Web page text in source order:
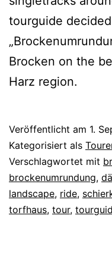
tourguide
Brocken on the
Harz region.
Veröffentlicht am 1.
Kategorisiert als
Verschlagwortet mit
brockenumrundung,
landscape, ride,
torfhaus, tour,